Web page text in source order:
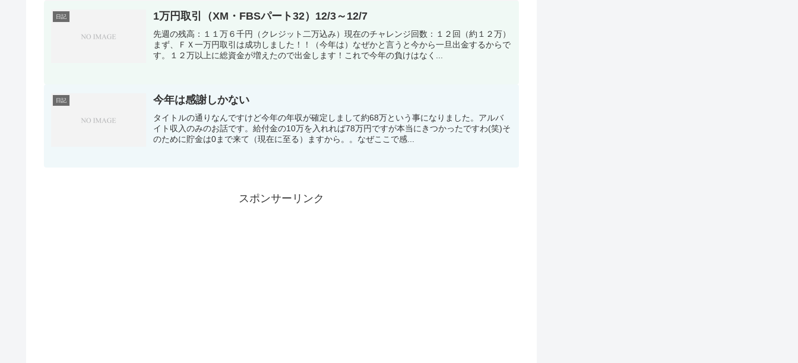
日記 1万円取引（XM・FBSパート32）12/3～12/7
先週の残高：１１万６千円（クレジット二万込み）現在のチャレンジ回数：１２回（約１２万）
まず、ＦＸ一万円取引は成功しました！！（今年は）なぜかと言うと今から一旦出金するからで
す。１２万以上に総資金が増えたので出金します！これで今年の負けはなく...
日記 今年は感謝しかない
タイトルの通りなんですけど今年の年収が確定しまして約68万という事になりました。アルバ
イト収入のみのお話です。給付金の10万を入れれば78万円ですが本当にきつかったですわ(笑)そ
のために貯金は0まで来て（現在に至る）ますから。。なぜここで感...
スポンサーリンク